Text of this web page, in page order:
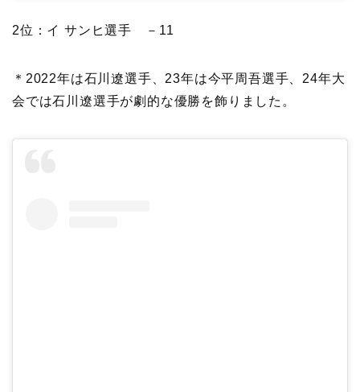
2位：イ サンヒ選手 －11
＊2022年は石川遼選手、23年は今平周吾選手、24年大
会では石川遼選手が劇的な優勝を飾りました。